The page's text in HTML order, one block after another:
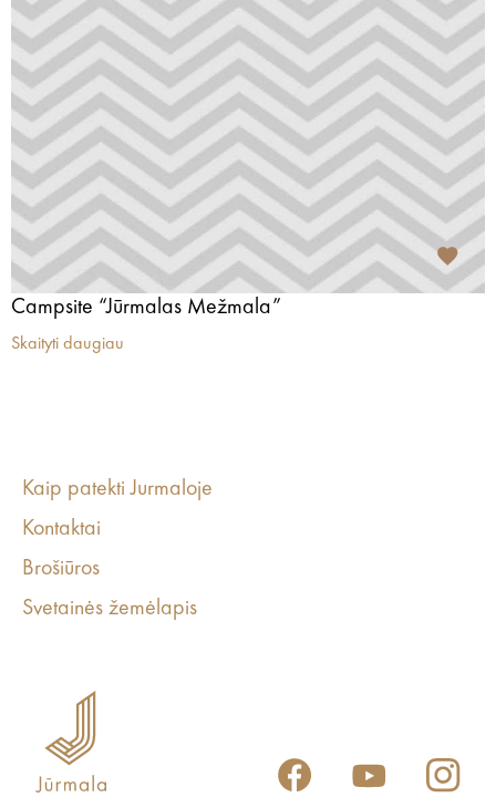
Campsite “Jūrmalas Mežmala”
Skaityti daugiau
Kaip patekti Jurmaloje
Kontaktai
Brošiūros
Svetainės žemėlapis